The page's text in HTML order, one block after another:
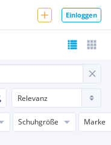
Einloggen
Schuhgröße
Marke